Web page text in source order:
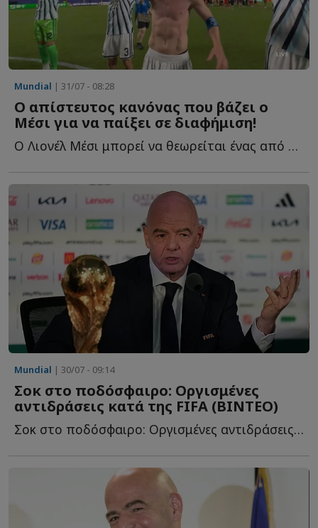
Mundial | 31/07 - 08:28
Ο απίστευτος κανόνας που βάζει ο
Μέσι για να παίξει σε διαφήμιση!
Ο Λιονέλ Μέσι μπορεί να θεωρείται ένας από τους μεγαλύτερους π...
Mundial | 30/07 - 09:14
Σοκ στο ποδόσφαιρο: Οργισμένες
αντιδράσεις κατά της FIFA (BINTEO)
Σοκ στο ποδόσφαιρο: Οργισμένες αντιδράσεις κατά της FI...